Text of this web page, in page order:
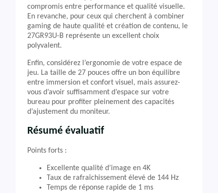
compromis entre performance et qualité visuelle.
En revanche, pour ceux qui cherchent à combiner
gaming de haute qualité et création de contenu, le
27GR93U-B représente un excellent choix
polyvalent.
Enfin, considérez l’ergonomie de votre espace de
jeu. La taille de 27 pouces offre un bon équilibre
entre immersion et confort visuel, mais assurez-
vous d’avoir suffisamment d’espace sur votre
bureau pour profiter pleinement des capacités
d’ajustement du moniteur.
Résumé évaluatif
Points forts :
Excellente qualité d’image en 4K
Taux de rafraîchissement élevé de 144 Hz
Temps de réponse rapide de 1 ms